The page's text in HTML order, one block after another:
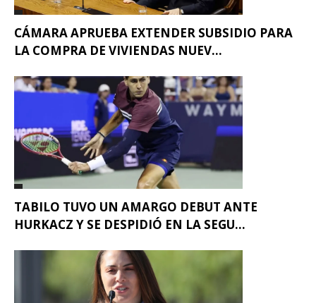
CÁMARA APRUEBA EXTENDER SUBSIDIO PARA
LA COMPRA DE VIVIENDAS NUEV...
TABILO TUVO UN AMARGO DEBUT ANTE
HURKACZ Y SE DESPIDIÓ EN LA SEGU...